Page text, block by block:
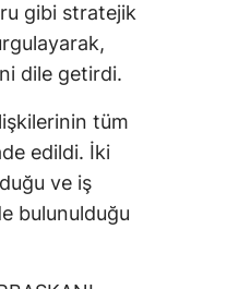
gibi stratejik
dile getirdi.
tüm
edildi. İki
ve iş
bulunulduğu